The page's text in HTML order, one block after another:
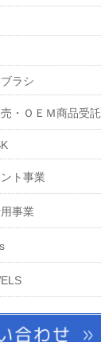
ラシ
・ＯＥＭ商品受託
ト事業
事業